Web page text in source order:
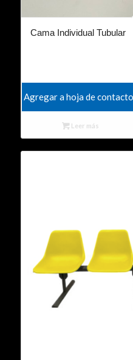
Cama Individual Tubular
Agregar a hoja de
Leer más